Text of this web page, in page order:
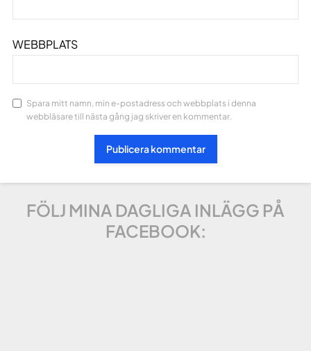
WEBBPLATS
Spara mitt namn, min e-postadress och webbplats i denna
webbläsare till nästa gång jag skriver en kommentar.
FÖLJ MINA DAGLIGA INLÄGG PÅ
FACEBOOK: